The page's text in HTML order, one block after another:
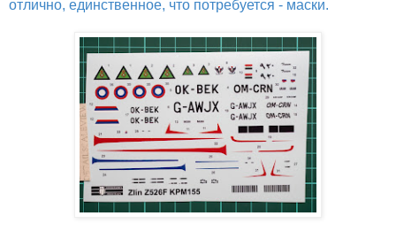
отлично, единственное, что потребуется - маски.